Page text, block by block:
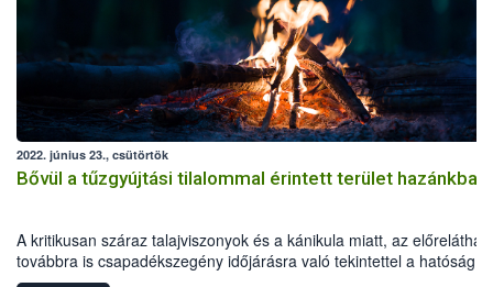
2022. június 23., csütörtök
Bővül a tűzgyújtási tilalommal érintett terület hazánkban
A kritikusan száraz talajviszonyok és a kánikula miatt, az
továbbra is csapadékszegény időjárásra való tekintettel a hatóság
június 24-től kiterjeszti a tűzgyújtási tilalmat Hajdú-Bihar és